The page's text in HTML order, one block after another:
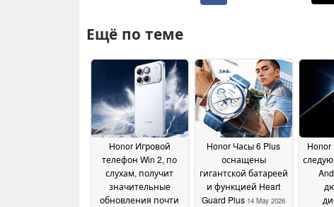
Ещё по теме
Honor Игровой
телефон Win 2, по
слухам, получит
значительные
обновления почти
Honor Часы 6 Plus
оснащены
гигантской батареей
и функцией Heart
Guard Plus 14 May 2026
Honor